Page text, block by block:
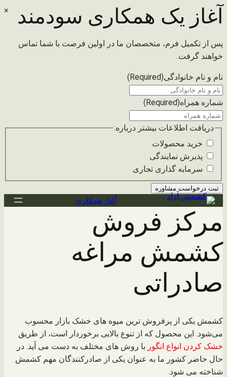
× آغاز یک همکاری سودمند
پس از تکمیل فرم، متخصصان ما در اولین فرصت با شما تماس
خواهند گرفت.
نام و نام خانوادگی(Required)
شماره همراه(Required)
دریافت اطلاعات بیشتر درباره:
خرید محصولات
پذیرش نمایندگی
سرمایه گذاری تجاری
رفتن
محتوا
آغاز همکاری
مرکز فروش
کشمش مراغه
صادراتی
کشمش یکی از پرفروش ترین میوه های خشک بازار محسوب
می‌شود. این محصول که از تنوع بالایی برخوردار است، از طریق
خشک کردن انواع انگور با روش های مختلف به دست می آید. در
حال حاضر کشور ما به عنوان یکی از صادرکنندگان مهم کشمش
شناخته می شود.